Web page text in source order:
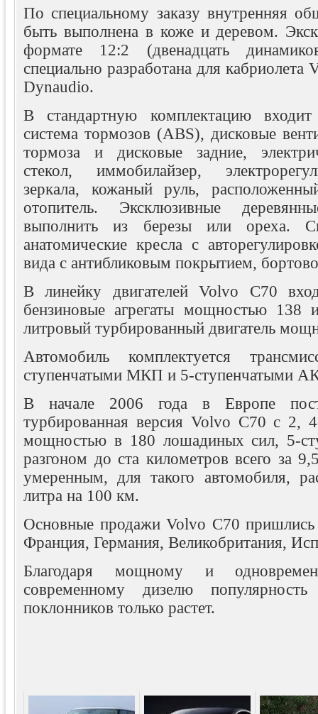
По специальному заказу внутренняя
быть выполнена в коже и деревом.
формате 12:2 (двенадцать
специально разработана для
Dynaudio.
В стандартную комплектацию входит
система тормозов (ABS), дисковые
тормоза и дисковые задние,
стекол, иммобилайзер,
зеркала, кожаный руль,
отопитель. Эксклюзивные
выполнить из березы или ореха.
анатомические кресла с
вида с антибликовым покрытием,
В линейку двигателей Volvo C70
бензиновые агрегаты мощностью
литровый турбированный двигатель
Автомобиль комплектуется
ступенчатыми МКП и 5-ступенчатыми
В начале 2006 года в Европе
турбированная версия Volvo C70 с 2,
мощностью в 180 лошадиных сил, 5-
разгоном до ста километров всего за
умеренным, для такого автомобиля,
литра на 100 км.
Основные продажи Volvo C70
Франция, Германия, Великобритания,
Благодаря мощному и
современному дизелю
поклонников только растет.